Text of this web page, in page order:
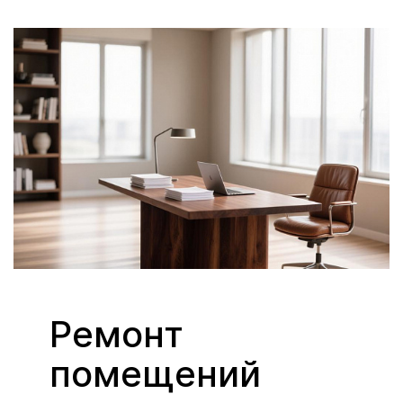
Ремонт
помещений